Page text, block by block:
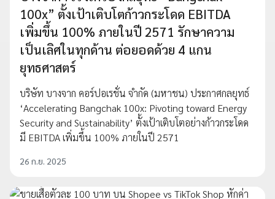
100x” ตั้งเป้าเติบโตก้าวกระโดด EBITDA
เพิ่มขึ้น 100% ภายในปี 2571 รักษาความ
เป็นเลิศในทุกด้าน ต่อยอดด้วย 4 แกน
ยุทธศาสตร์
บริษัท บางจาก คอร์ปอเรชั่น จำกัด (มหาชน) ประกาศกลยุทธ์
‘Accelerating Bangchak 100x: Pivoting toward Energy
Security and Sustainability’ ตั้งเป้าเติบโตอย่างก้าวกระโดด
มี EBITDA เพิ่มขึ้น 100% ภายในปี 2571
26 ก.ย. 2025